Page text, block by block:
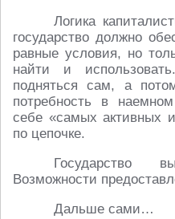
Логика
государство должно
равные условия, но
найти и
подняться сам, а
потребность в
себе «самых активных
по цепочке.
Государство
Возможности
Дальше сами…